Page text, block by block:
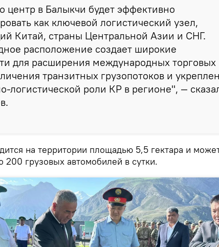
центр в Балыкчи будет эффективно
как ключевой логистический узел,
Китай, страны Центральной Азии и СНГ.
расположение создает широкие
для расширения международных торговых
транзитных грузопотоков и
логистической роли КР в регионе", —
на территории площадью 5,5 гектара и
200 грузовых автомобилей в сутки.